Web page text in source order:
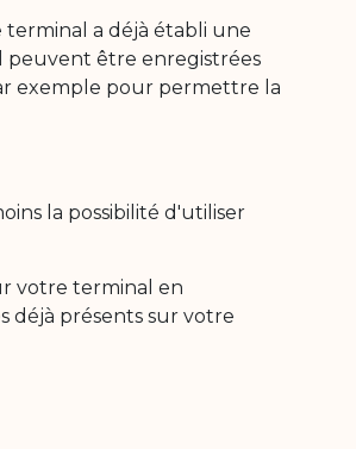
a déjà établi une
peuvent être enregistrées
exemple pour permettre la
la possibilité d'utiliser
votre terminal en
déjà présents sur votre